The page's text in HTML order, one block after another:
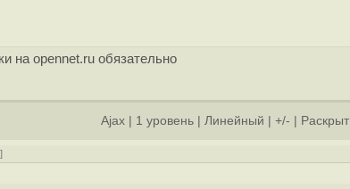
на opennet.ru обязательно
Ajax 1 уровень Линейный +/-
]